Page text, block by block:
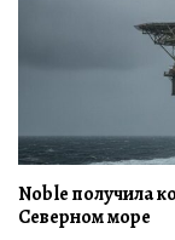
Noble получила
Северном море